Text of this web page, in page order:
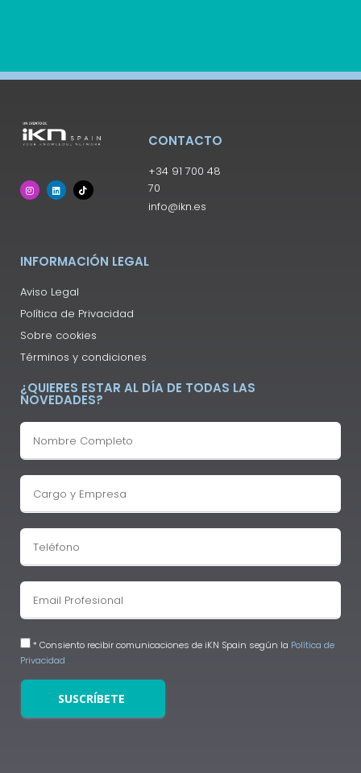
CONTACTO
+34 91 700 48
70
info@ikn.es
INFORMACIÓN LEGAL
Aviso Legal
Política de Privacidad
Sobre cookies
Términos y condiciones
¿QUIERES ESTAR AL DÍA DE TODAS LAS
NOVEDADES?
* Consiento recibir comunicaciones de iKN Spain según la Política de
Privacidad
SUSCRÍBETE